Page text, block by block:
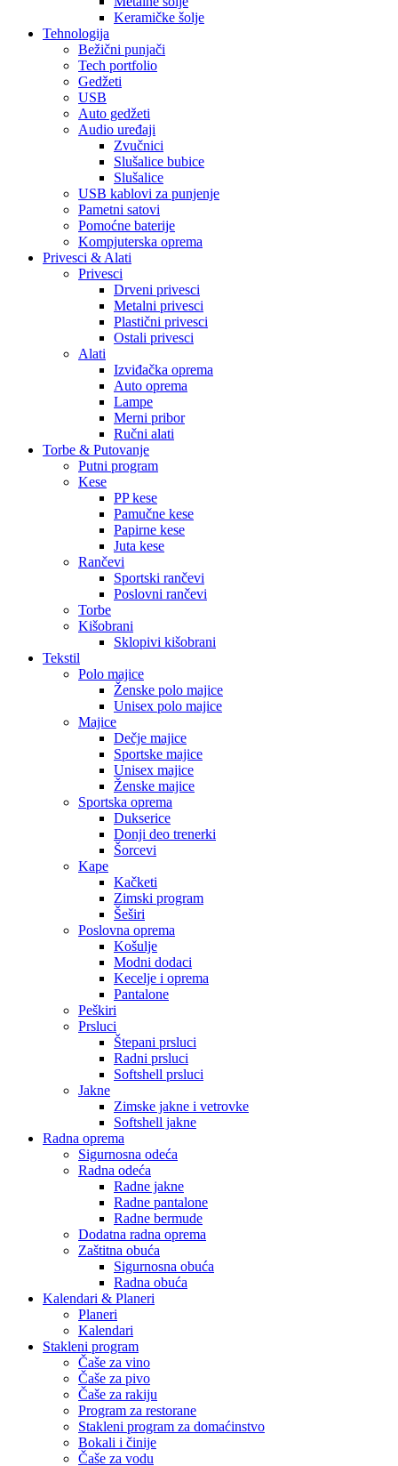
Keramičke šolje
Tehnologija
Bežični punjači
Tech portfolio
Gedžeti
USB
Auto gedžeti
Audio uređaji
Zvučnici
Slušalice bubice
Slušalice
USB kablovi za punjenje
Pametni satovi
Pomoćne baterije
Kompjuterska oprema
Privesci & Alati
Privesci
Drveni privesci
Metalni privesci
Plastični privesci
Ostali privesci
Alati
Izviđačka oprema
Auto oprema
Lampe
Merni pribor
Ručni alati
Torbe & Putovanje
Putni program
Kese
PP kese
Pamučne kese
Papirne kese
Juta kese
Rančevi
Sportski rančevi
Poslovni rančevi
Torbe
Kišobrani
Sklopivi kišobrani
Tekstil
Polo majice
Ženske polo majice
Unisex polo majice
Majice
Dečje majice
Sportske majice
Unisex majice
Ženske majice
Sportska oprema
Dukserice
Donji deo trenerki
Šorcevi
Kape
Kačketi
Zimski program
Šeširi
Poslovna oprema
Košulje
Modni dodaci
Kecelje i oprema
Pantalone
Peškiri
Prsluci
Štepani prsluci
Radni prsluci
Softshell prsluci
Jakne
Zimske jakne i vetrovke
Softshell jakne
Radna oprema
Sigurnosna odeća
Radna odeća
Radne jakne
Radne pantalone
Radne bermude
Dodatna radna oprema
Zaštitna obuća
Sigurnosna obuća
Radna obuća
Kalendari & Planeri
Planeri
Kalendari
Stakleni program
Čaše za vino
Čaše za pivo
Čaše za rakiju
Program za restorane
Stakleni program za domaćinstvo
Bokali i činije
Čaše za vodu